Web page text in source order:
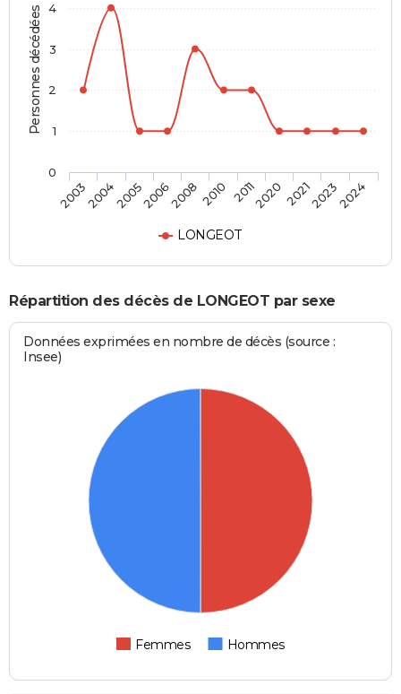
Personnes décédées
LONGEOT
200320042005200620082010 20112020 202120232024
0
1
2
3
4
Répartition des décès de LONGEOT par sexe
Données exprimées en nombre de décès (source :
Insee)
Femmes Hommes